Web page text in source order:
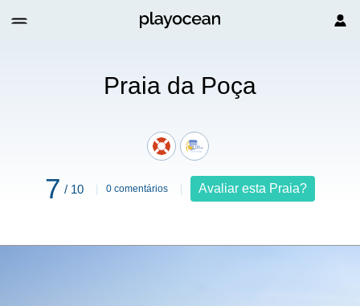
Praia da Poça
7 / 10 0 comentários Avaliar esta Praia?